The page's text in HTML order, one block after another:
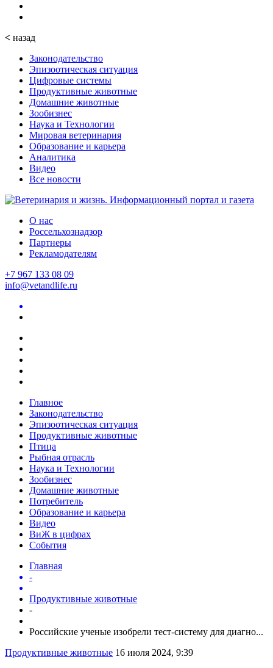
< назад
Законодательство
Эпизоотическая ситуация
Цифровые системы
Продуктивные животные
Домашние животные
Зообизнес
Наука и Технологии
Мировая ветеринария
Образование и карьера
Аналитика
Видео
Все новости
О нас
Россельхознадзор
Партнеры
Рекламодателям
+7 967 133 08 09
info@vetandlife.ru
Главное
Законодательство
Эпизоотическая ситуация
Продуктивные животные
Птица
Рыбная отрасль
Наука и Технологии
Зообизнес
Домашние животные
Потребитель
Образование и карьера
Видео
ВиЖ в цифрах
События
Главная
-
Продуктивные животные
-
Российские ученые изобрели тест-систему для диагно...
Продуктивные животные 16 июля 2024, 9:39